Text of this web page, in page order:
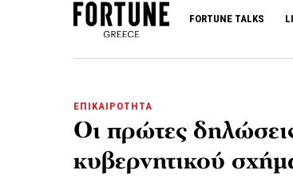
FORTUNE TALKS
ΕΠΙΚΑΙΡΟΤΗΤΑ
Οι πρώτες
κυβερνητικού